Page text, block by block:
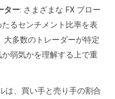
ター: さまざまな FX ブロー
るセンチメント比率を表
大多数のトレーダーが特定
弱気かを理解する上で重
は、買い手と売り手の割合